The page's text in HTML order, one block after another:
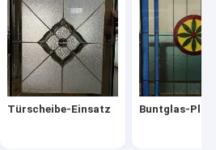
Türscheibe-Einsatz Buntglas-